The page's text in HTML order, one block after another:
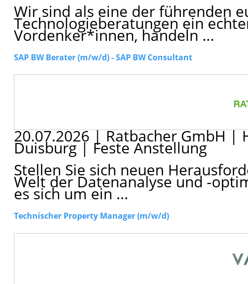
Wir sind als eine der führenden
Technologieberatungen ein
Vordenker*innen, handeln ...
SAP BW Berater (m/w/d) - SAP BW Consultant
20.07.2026|Ratbacher GmbH|
Duisburg| Feste Anstellung
Stellen Sie sich neuen
Welt der Datenanalyse und -
es sich um ein ...
Technischer Property Manager (m/w/d)